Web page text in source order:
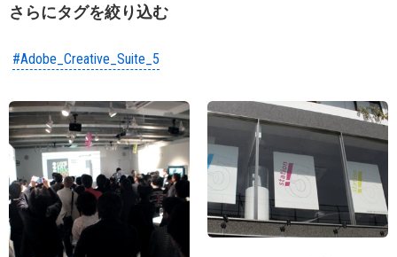
さらにタグを絞り込む
#Adobe_Creative_Suite_5